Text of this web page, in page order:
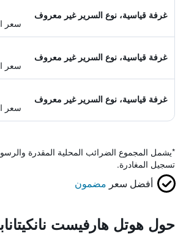
غرفة قياسية، نوع السرير غير معروف
سعر
غرفة قياسية، نوع السرير غير معروف
سعر
غرفة قياسية، نوع السرير غير معروف
سعر
*يشمل المجموع الضرائب المحلية المقدرة
تسجيل المغادرة.
أفضل سعر مضمون
حول هوتل هارفيست